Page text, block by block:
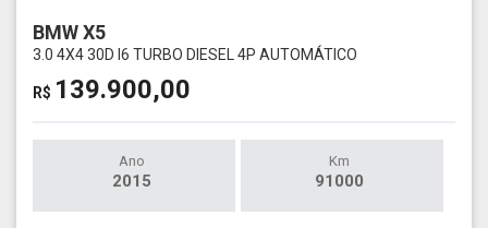
BMW X5
3.0 4X4 30D I6 TURBO DIESEL 4P AUTOMÁTICO
R$ 139.900,00
Ano
2015
Km
91000